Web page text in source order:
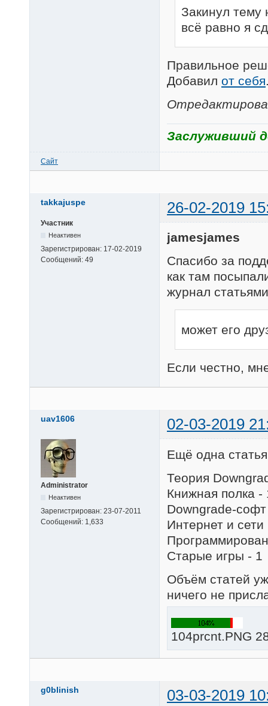
Закинул тему
всё равно я
Правильное
Добавил от себя
Заслуживший
Сайт
takkajuspe 26-02-2019
Участник
Неактивен
Зарегистрирован: 17-02-2019
Сообщений: 49
jamesjames
Спасибо за
как там
журнал
может его
Если честно,
uav1606 02-03-2019
Administrator
Неактивен
Зарегистрирован: 23-07-2011
Сообщений: 1,633
Ещё одна
Теория
Книжная полка -
Downgrade-
Интернет и
Старые игры - 1
Объём статей
ничего не
104prcnt.PNG
g0blinish 03-03-2019